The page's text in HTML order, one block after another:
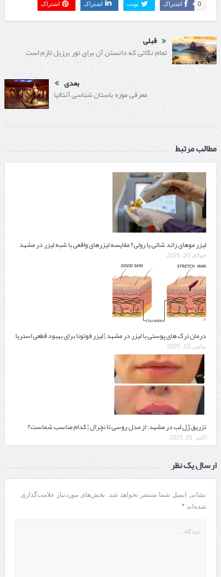
اشتراک 0 تویت اشتراک اشتراک
قبلی
تمام نکاتی که دانستن آن برای تور برزیل لازم است
بعدی
معرفی موزه باستان شناسی آنتالیا
مطالب مرتبط
لیزر موهای زائد شاتی یا رولی؟ مقایسه لیزرهای واقعی با شبه‌ لیزر در مشهد
جولای 20, 2026
درمان ترک های پوستی با لیزر در مشهد | لیزر فوتونا برای بهبود قطعی استریا
نوامبر 13, 2025
تزریق ژل لب در مشهد: از مدل روسی تا نچرال | کدام مناسب شماست؟
اکتبر 01, 2025
ارسال یک نظر
نشانی ایمیل شما منتشر نخواهد شد. بخش‌های موردنیاز علامت‌گذاری
شده‌اند *